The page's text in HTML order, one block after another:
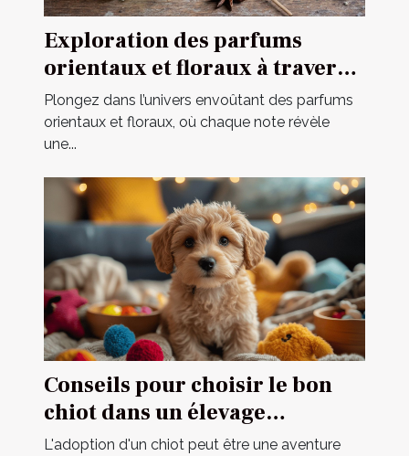
Exploration des parfums
orientaux et floraux à travers
une fragrance iconique
Plongez dans l’univers envoûtant des parfums
orientaux et floraux, où chaque note révèle
une...
Conseils pour choisir le bon
chiot dans un élevage
spécialisé
L'adoption d'un chiot peut être une aventure